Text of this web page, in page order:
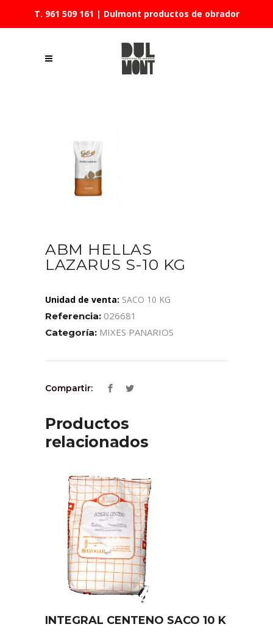
T. 961 509 161 | Dulmont productos de obrador
ABM HELLAS
LAZARUS S-10 KG
Unidad de venta: SACO 10 KG
Referencia: 026681
Categoría: MIXES PANARIOS
Compartir:
Productos
relacionados
INTEGRAL CENTENO SACO 10 K